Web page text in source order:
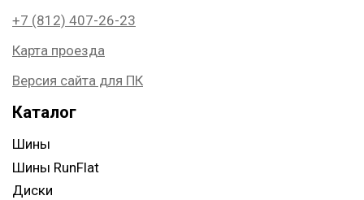
+7 (812) 407-26-23
Карта проезда
Версия сайта для ПК
Каталог
Шины
Шины RunFlat
Диски